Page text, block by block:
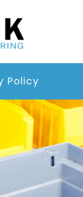
Policy